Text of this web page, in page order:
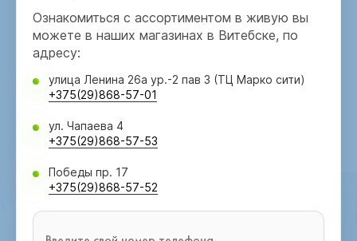
Ознакомиться с ассортиментом в живую вы
можете в наших магазинах в Витебске, по
адресу:
улица Ленина 26а ур.-2 пав 3 (ТЦ Марко сити)
+375(29)868-57-01
ул. Чапаева 4
+375(29)868-57-53
Победы пр. 17
+375(29)868-57-52